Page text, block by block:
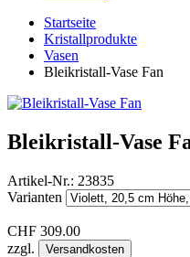
Startseite
Kristallprodukte
Vasen
Bleikristall-Vase Fan
Bleikristall-Vase
Artikel-Nr.: 23835
Varianten
CHF 309.00
zzgl.
Versandkosten